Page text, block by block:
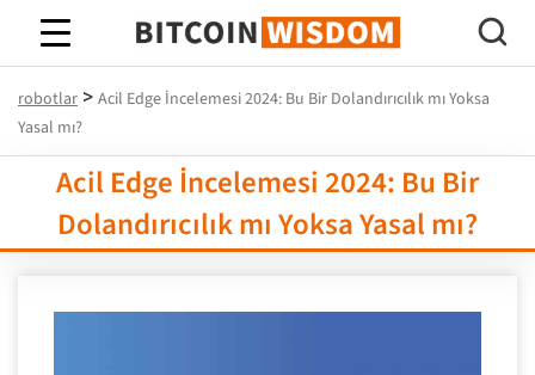
Bitcoin Bilgeliği
robotlar > Acil Edge İncelemesi 2024: Bu Bir Dolandırıcılık mı Yoksa
Yasal mı?
Acil Edge İncelemesi 2024: Bu Bir
Dolandırıcılık mı Yoksa Yasal mı?